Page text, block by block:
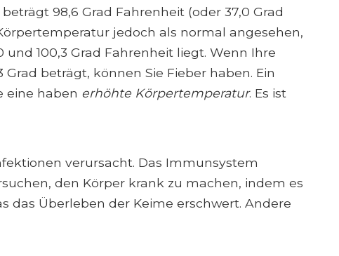
98,6 Grad Fahrenheit (oder 37,0 Grad
jedoch als normal angesehen,
100,3 Grad Fahrenheit liegt. Wenn Ihre
beträgt, können Sie Fieber haben. Ein
eine haben erhöhte Körpertemperatur. Es ist
verursacht. Das Immunsystem
den Körper krank zu machen, indem es
das Überleben der Keime erschwert. Andere